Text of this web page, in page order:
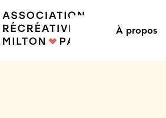
À propos